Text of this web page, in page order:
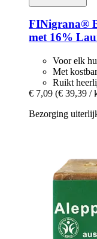
FINigrana®
met 16%
Voor elk
Met
Ruikt
€ 7,09 (€ 39,39 /
Bezorging